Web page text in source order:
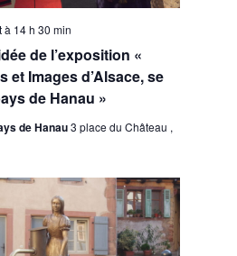
de l’exposition «
et Images d’Alsace, se
de Hanau »
14 h 30 min
de Hanau3 place du Château ,